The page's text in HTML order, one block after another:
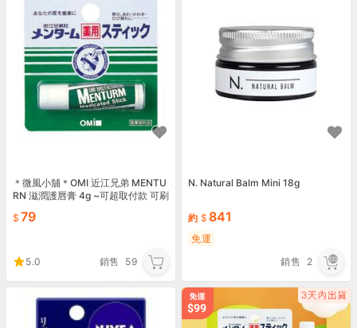
＊微風小舖＊OMI 近江兄弟 MENTU
RN 滋潤護唇膏 4g ~可超取付款 可刷
79
5.0 銷售 59
N. Natural Balm Mini 18g
約 841
免運
銷售
2